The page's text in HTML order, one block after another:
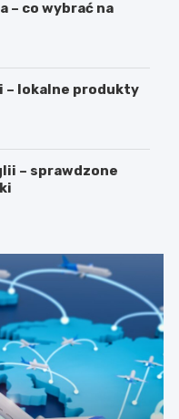
– co wybrać na
– lokalne produkty
– sprawdzone